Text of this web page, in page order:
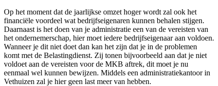
Op het moment dat de jaarlijkse omzet hoger wordt zal ook het
financiële voordeel wat bedrijfseigenaren kunnen behalen stijgen.
Daarnaast is het doen van je administratie een van de vereisten van
het ondernemerschap, hier moet iedere bedrijfseigenaar aan voldoen.
Wanneer je dit niet doet dan kan het zijn dat je in de problemen
komt met de Belastingdienst. Zij tonen bijvoorbeeld aan dat je niet
voldoet aan de vereisten voor de MKB aftrek, dit moet je nu
eenmaal wel kunnen bewijzen. Middels een administratiekantoor in
Vethuizen zal je hier geen last meer van hebben.